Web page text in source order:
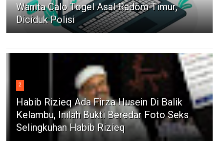
Wanita Calo Togel Asal Radom Timur,
Diciduk Polisi
2
Habib Rizieq Ada Firza Husein Di Balik
Kelambu, Inilah Bukti Beredar Foto Seks
Selingkuhan Habib Rizieq